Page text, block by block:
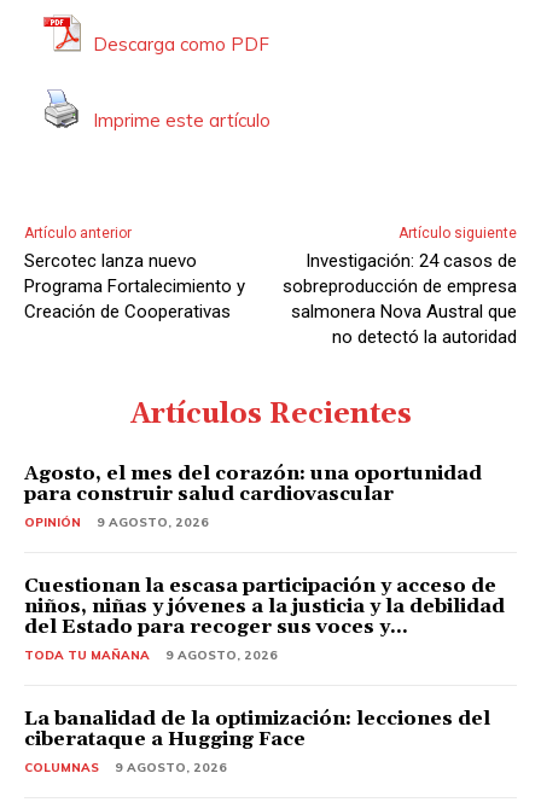
Descarga como PDF
Imprime este artículo
Artículo anterior
Sercotec lanza nuevo
Programa Fortalecimiento y
Creación de Cooperativas
Artículo siguiente
Investigación: 24 casos de
sobreproducción de empresa
salmonera Nova Austral que
no detectó la autoridad
Artículos Recientes
Agosto, el mes del corazón: una oportunidad
para construir salud cardiovascular
OPINIÓN 9 AGOSTO, 2026
Cuestionan la escasa participación y acceso de
niños, niñas y jóvenes a la justicia y la debilidad
del Estado para recoger sus voces y...
TODA TU MAÑANA 9 AGOSTO, 2026
La banalidad de la optimización: lecciones del
ciberataque a Hugging Face
COLUMNAS 9 AGOSTO, 2026